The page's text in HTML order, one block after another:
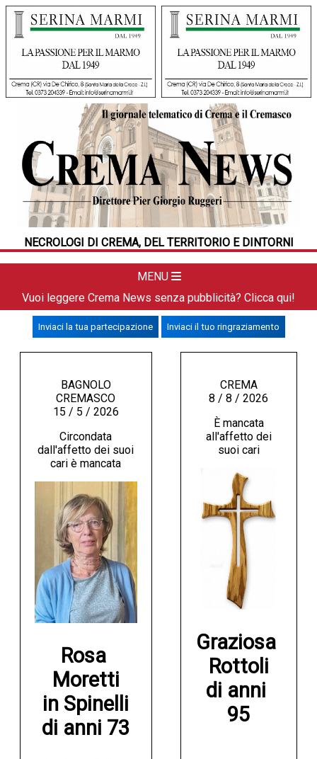
NECROLOGI DI CREMA, DEL TERRITORIO E DINTORNI
MENU
HOME
CRONACA
POLITICA
LA FOTO
DAL TERRITORIO
APPUNTAMENTI
Vuoi leggere Crema News senza pubblicità? Clicca qui!
Inviaci la tua partecipazione Inviaci il tuo ringraziamento
BAGNOLO
CREMASCO
15 / 5 / 2026
Circondata
dall'affetto dei suoi
cari è mancata
Rosa
Moretti
in Spinelli
di anni 73
CREMA
8 / 8 / 2026
È mancata
all'affetto dei
suoi cari
Graziosa
Rottoli
di anni
95